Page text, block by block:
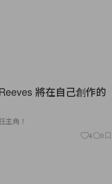
將在自己創作的
主角！
4 0